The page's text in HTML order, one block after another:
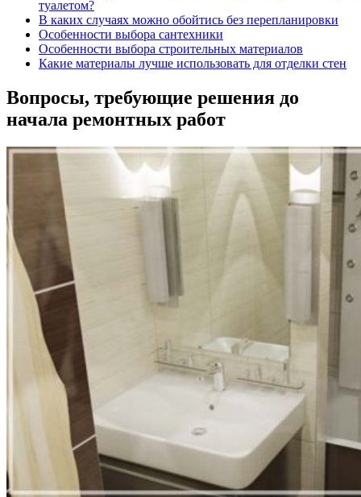
туалетом?
В каких случаях можно обойтись без перепланировки
Особенности выбора сантехники
Особенности выбора строительных материалов
Какие материалы лучше использовать для отделки стен
Вопросы, требующие решения до
начала ремонтных работ